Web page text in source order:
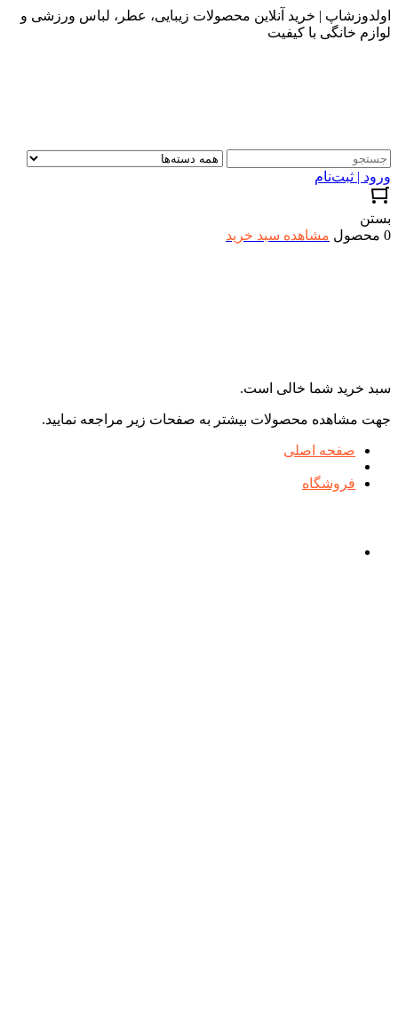
اولدوزشاپ | خرید آنلاین محصولات زیبایی، عطر، لباس ورزشی و
لوازم خانگی با کیفیت
ورود | ثبت‌نام
بستن
0 محصول
مشاهده سبد خرید
سبد خرید شما خالی است.
جهت مشاهده محصولات بیشتر به صفحات زیر مراجعه نمایید.
صفحه اصلی
فروشگاه